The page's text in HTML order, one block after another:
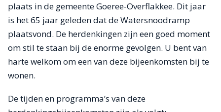
plaats in de gemeente Goeree-Overflakkee. Dit jaar
is het 65 jaar geleden dat de Watersnoodramp
plaatsvond. De herdenkingen zijn een goed moment
om stil te staan bij de enorme gevolgen. U bent van
harte welkom om een van deze bijeenkomsten bij te
wonen.
De tijden en programma’s van deze